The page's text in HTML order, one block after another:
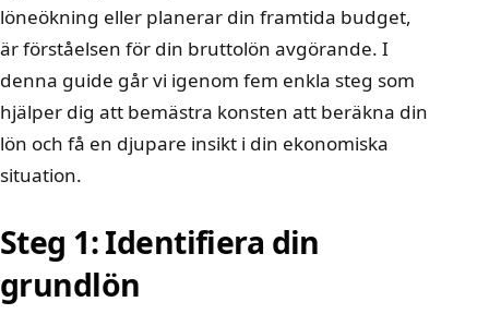
löneökning eller planerar din framtida budget,
är förståelsen för din bruttolön avgörande. I
denna guide går vi igenom fem enkla steg som
hjälper dig att bemästra konsten att beräkna din
lön och få en djupare insikt i din ekonomiska
situation.
Steg 1: Identifiera din
grundlön